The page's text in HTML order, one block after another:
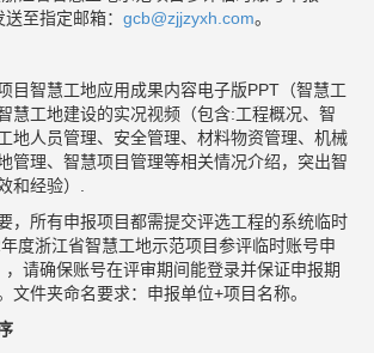
至指定邮箱： gcb@zjjzyxh.com。
目智慧工地应用成果内容电子版PPT（智慧工
慧工地建设的实况视频（包含:工程概况、智
地人员管理、安全管理、材料物资管理、机械
管理、智慧项目管理等相关情况介绍，突出智
和经验）.
，所有申报项目都需提交评选工程的系统临时
度浙江省智慧工地示范项目参评临时账号申
请确保账号在评审期间能登录并保证申报期
文件夹命名要求：申报单位+项目名称。